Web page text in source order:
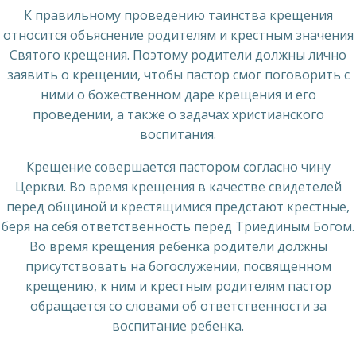
К правильному проведению таинства крещения
относится объяснение родителям и крестным значения
Святого крещения. Поэтому родители должны лично
заявить о крещении, чтобы пастор смог поговорить с
ними о божественном даре крещения и его
проведении, а также о задачах христианского
воспитания.
Крещение совершается пастором согласно чину
Церкви. Во время крещения в качестве свидетелей
перед общиной и крестящимися предстают крестные,
беря на себя ответственность перед Триединым Богом.
Во время крещения ребенка родители должны
присутствовать на богослужении, посвященном
крещению, к ним и крестным родителям пастор
обращается со словами об ответственности за
воспитание ребенка.